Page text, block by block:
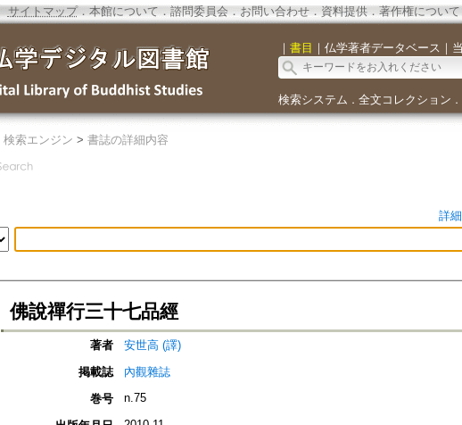
サイトマップ．本館について ． 諮問委員会． お問い合わせ． 資料提供． 著作権について
｜ 書目 ｜ 仏学著者データベース ｜
検索システム ． 全文コレクション ．
検索エンジン > 書誌の詳細内容
詳
佛說禪行三十七品經
著者
安世高 (譯)
掲載誌
內觀雜誌
巻号
n.75